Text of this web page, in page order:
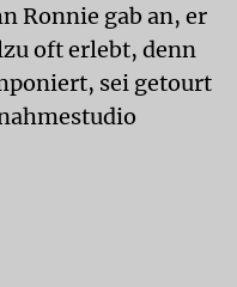
Ronnie gab an, er
oft erlebt, denn
sei getourt